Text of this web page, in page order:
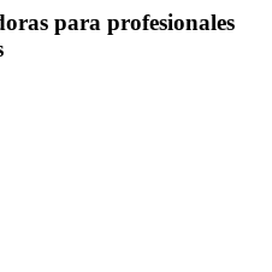
para profesionales